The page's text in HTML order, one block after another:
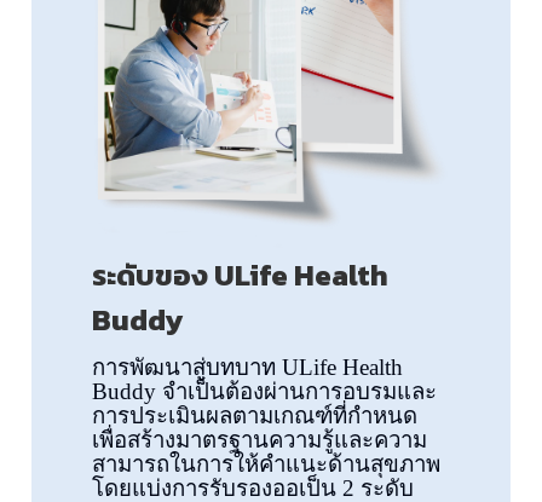
ระดับของ ULife Health
Buddy
การพัฒนาสู่บทบาท ULife Health
Buddy จำเป็นต้องผ่านการอบรมและ
การประเมินผลตามเกณฑ์ที่กำหนด
เพื่อสร้างมาตรฐานความรู้และความ
สามารถในการให้คำแนะด้านสุขภาพ
โดยแบ่งการรับรองออเป็น 2 ระดับ